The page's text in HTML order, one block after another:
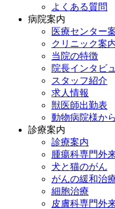
よくある質問
病院案内
医療センター
クリニック案
当院の特徴
院長インタビ
スタッフ紹介
求人情報
獣医師出勤表
動物病院様か
診療案内
診療案内
腫瘍科専門外
犬と猫のがん
がんの緩和治
細胞治療
皮膚科専門外